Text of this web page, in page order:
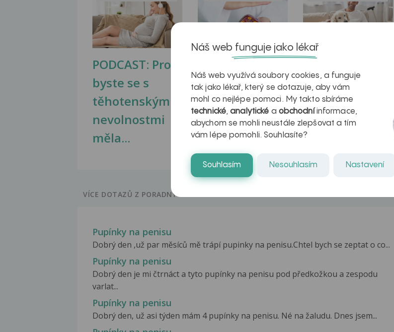
PODCAST: Proč
byste se s
těhotenskými
nevolnostmi
měla...
Ztukovatění
jater v datech a
obrazech
Inovativní
léčba
myastenie –
naděje pro ty,
kteří ji...
VÍCE DOTAZŮ Z PORADNY
Pupínky na penisu
Dobrý den ,už par měsíců mě trápí pupinky na penisu.Chtel bych se zeptat o co...
Pupínky na penisu
Dobrý den je mi čtrnáct a tyto pupínky na penisu pod předkožkou a zespodu
varlat...
Pupínky na penisu
Dobrý den, už asi týden mám 4 pupínky na penisu. Né na žaludu. Dnes jsem...
Náš web funguje jako lékař
Náš web využívá soubory cookies, a funguje
tak jako lékař, který se dotazuje, aby vám
mohl co nejlépe pomoci. My takto sbíráme
technické,analytické a obchodníinformace,
abychom se mohli neustále zlepšovat a tím
vám lépe pomohli. Souhlasíte?
Souhlasím Nesouhlasím Nastavení